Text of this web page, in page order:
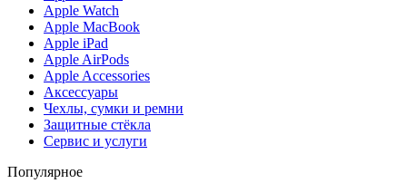
Apple Watch
Apple MacBook
Apple iPad
Apple AirPods
Apple Accessories
Аксессуары
Чехлы, сумки и ремни
Защитные стёкла
Сервис и услуги
Популярное